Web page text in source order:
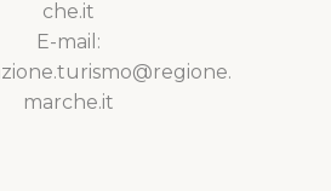
che.it
E-mail:
marche.it